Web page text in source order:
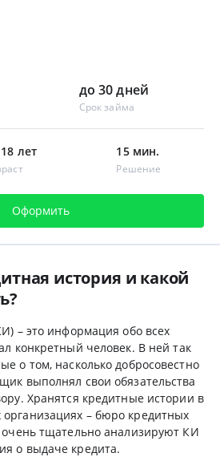
до 30 дней
Срок займа
лет 15 мин.
Решение
Оформить
история и какой
– это информация обо всех
конкретный человек. В ней так
о том, насколько добросовестно
выполнял свои обязательства
Хранятся кредитные истории в
– бюро кредитных
тщательно анализируют КИ
о выдаче кредита.